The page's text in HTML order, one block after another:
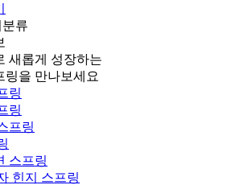
류
새롭게 성장하는
링을 만나보세요
링
링
프링
스프링
힌지 스프링